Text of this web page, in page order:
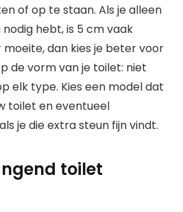
of op te staan. Als je alleen
hebt, is 5 cm vaak
moeite, dan kies je beter voor
de vorm van je toilet: niet
elk type. Kies een model dat
toilet en eventueel
je die extra steun fijn vindt.
toilet